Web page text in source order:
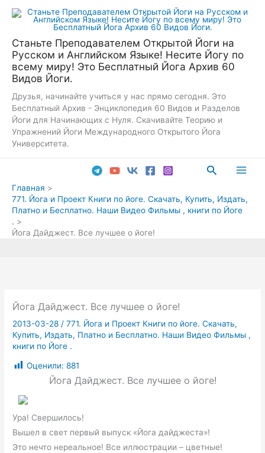
Перейти
Станьте Преподавателем Открытой Йоги на
Русском и Английском Языке! Несите Йогу по
всему миру! Это Бесплатный Йога Архив 60
Видов Йоги.
Друзья, начинайте учиться у нас прямо сегодня. Это
Бесплатный Архив - Энциклопедия 60 Видов и Разделов
Йоги для Начинающих с Нуля. Скачивайте Теорию и
Упражнений Йоги Международного Открытого Йога
Университета.
Поиск
Главная
771. Йога и Проект Книги по йоге. Скачать, Купить, Издать,
Платно и Бесплатно. Наши Видео Фильмы , книги по Йоге
.
Йога Дайджест. Все лучшее о йоге!
Йога Дайджест. Все лучшее о йоге!
2013-03-28 /771. Йога и Проект Книги по йоге. Скачать,
Купить, Издать, Платно и Бесплатно. Наши Видео Фильмы ,
книги по Йоге .
Оценили: 881
Йога Дайджест. Все лучшее о йоге!
Ура! Свершилось!
Вышел в свет первый выпуск «Йога дайджеста»!
Это нечто нереальное! Все иллюстрации – цветные!